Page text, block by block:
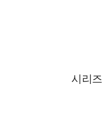
시리즈